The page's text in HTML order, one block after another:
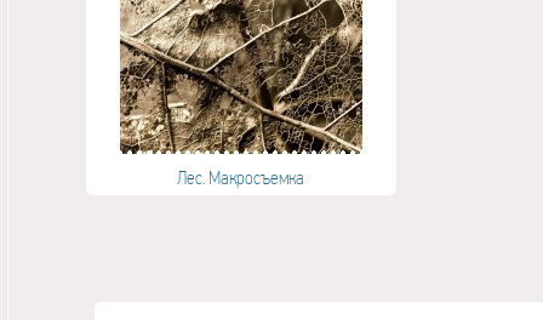
Лес. Макросъемка